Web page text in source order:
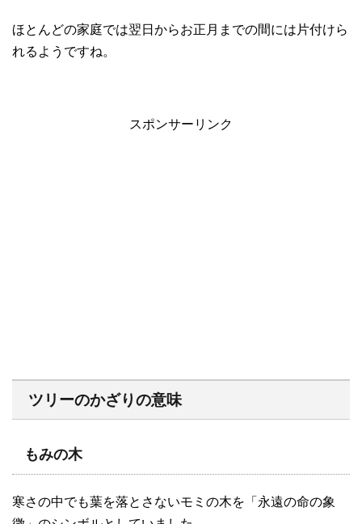
ほとんどの家庭では翌日からお正月までの間には片付けら
れるようですね。
スポンサーリンク
ツリーのかざりの意味
もみの木
寒さの中でも葉を落とさないモミの木を「永遠の命の象